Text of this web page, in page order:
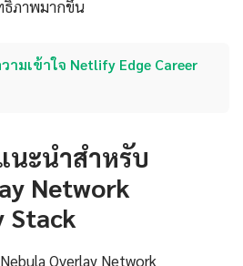
ธิภาพมากขึ้น
ามเข้าใจ Netlify Edge Career
นะนำสำหรับ
Network
Stack
Overlay Network